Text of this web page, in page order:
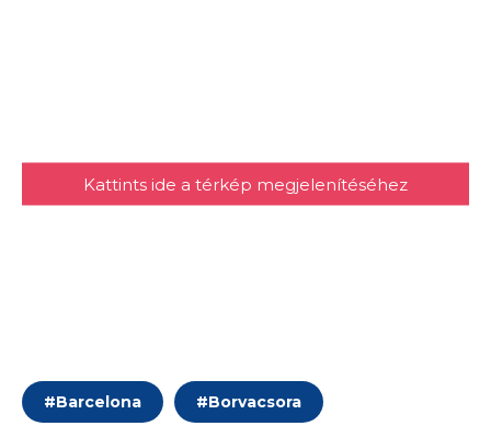
Kattints ide a térkép megjelenítéséhez
#Barcelona #Borvacsora